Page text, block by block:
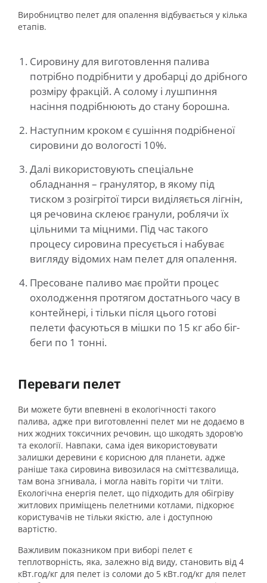
Виробництво пелет для опалення відбувається у кілька
етапів.
Сировину для виготовлення палива
потрібно подрібнити у дробарці до дрібного
розміру фракцій. А солому і лушпиння
насіння подрібнюють до стану борошна.
Наступним кроком є ​​сушіння подрібненої
сировини до вологості 10%.
Далі використовують спеціальне
обладнання – гранулятор, в якому під
тиском з розігрітої тирси виділяється лігнін,
ця речовина склеює гранули, роблячи їх
цільними та міцними. Під час такого
процесу сировина пресується і набуває
вигляду відомих нам пелет для опалення.
Пресоване паливо має пройти процес
охолодження протягом достатнього часу в
контейнері, і тільки після цього готові
пелети фасуються в мішки по 15 кг або біг-
беги по 1 тонні.
Переваги пелет
Ви можете бути впевнені в екологічності такого
палива, адже при виготовленні пелет ми не додаємо в
них жодних токсичних речовин, що шкодять здоров'ю
та екології. Навпаки, сама ідея використовувати
залишки деревини є корисною для планети, адже
раніше така сировина вивозилася на сміттєзвалища,
там вона згнивала, і могла навіть горіти чи тліти.
Екологічна енергія пелет, що підходить для обігріву
житлових приміщень пелетними котлами, підкорює
користувачів не тільки якістю, але і доступною
вартістю.
Важливим показником при виборі пелет є
теплотворність, яка, залежно від виду, становить від 4
кВт.год/кг для пелет із соломи до 5 кВт.год/кг для пелет